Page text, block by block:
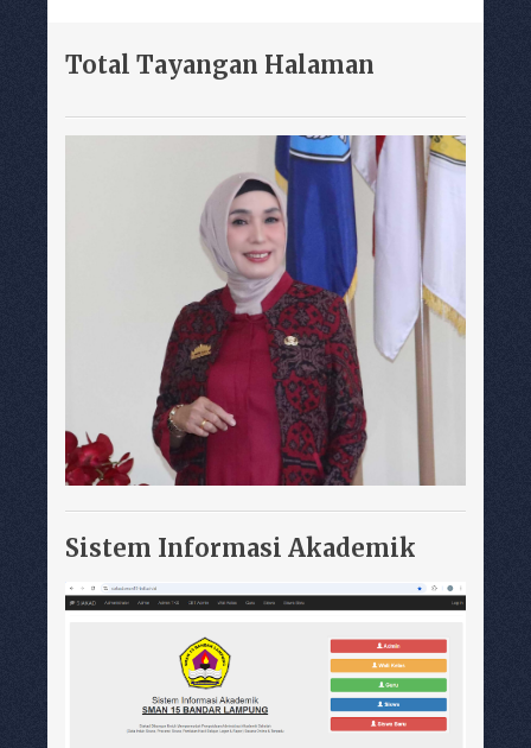
Total Tayangan Halaman
Sistem Informasi Akademik